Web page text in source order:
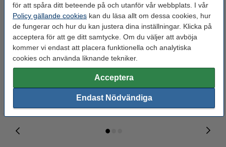
för att spåra ditt beteende på och utanför vår webbplats. I vår
Policy gällande cookies kan du läsa allt om dessa cookies, hur
de fungerar och hur du kan justera dina inställningar. Klicka på
acceptera för att ge ditt samtycke. Om du väljer att avböja
kommer vi endast att placera funktionella och analytiska
cookies och använda liknande tekniker.
Acceptera
Endast Nödvändiga
Märkpenna permanent 2.5mm |
123ink | 4st
Limstift 40g | 123ink